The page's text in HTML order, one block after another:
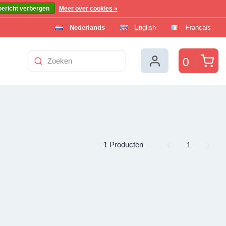
Nederlands English Français
0
1 Producten Page
1
verbergen Meer over cookies »